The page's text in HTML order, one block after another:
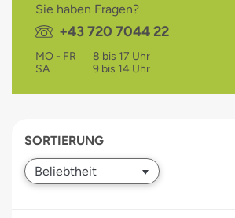
Sie haben Fragen?
Telefon:
+43 720 7044 22
MO - FR
8 bis 17 Uhr
SA
9 bis 14 Uhr
SORTIERUNG